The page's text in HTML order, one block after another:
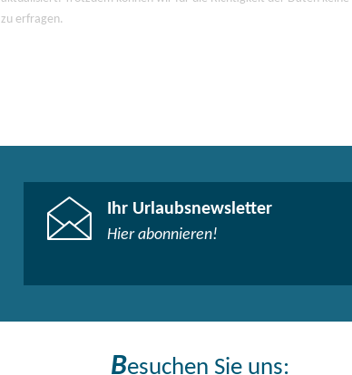
erfragen.
Ihr Urlaubsnewsletter
Hier abonnieren!
Besuchen Sie uns: